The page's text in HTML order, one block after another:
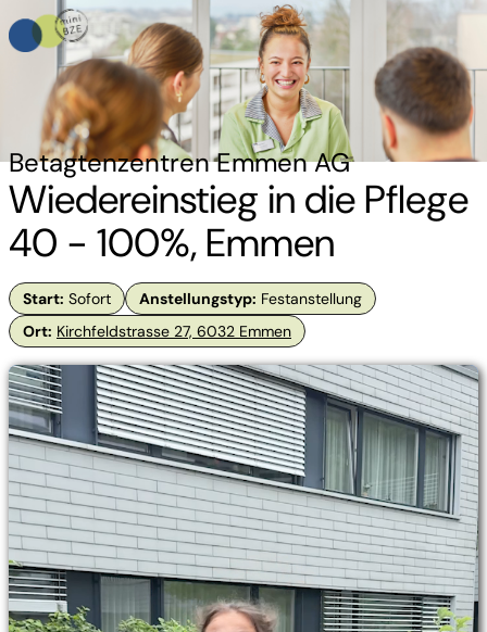
Betagtenzentren Emmen AG
Wiedereinstieg in die Pflege
40 - 100%, Emmen
Start: Sofort Anstellungstyp: Festanstellung
Ort: Kirchfeldstrasse 27, 6032 Emmen